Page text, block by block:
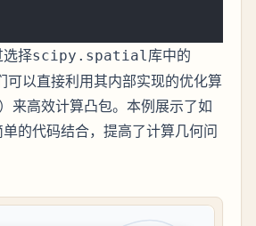
择scipy.spatial库中的
可以直接利用其内部实现的优化算
来高效计算凸包。本例展示了如
的代码结合，提高了计算几何问